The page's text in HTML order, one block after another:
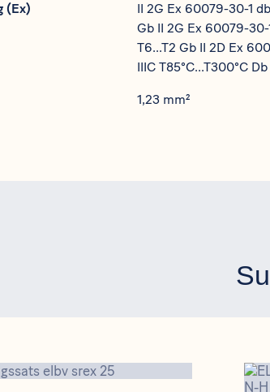
(Ex)
II 2G Ex 60079-30-1
Gb II 2G Ex 60079-30-
T6...T2 Gb II 2D Ex
IIIC T85°C...T300°C Db
1,23 mm²
ELVB-SREx-25